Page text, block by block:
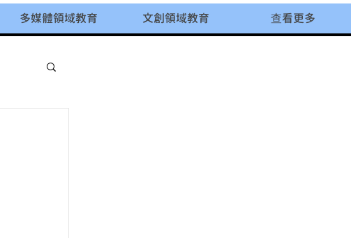
多媒體領域教育 文創領域教育 查看更多